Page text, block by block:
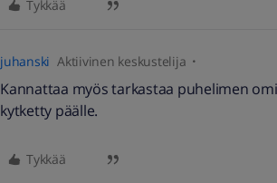
Tykkää
juhanski Aktiivinen keskustelija
Kannattaa myös tarkastaa puhelimen
kytketty päälle.
Tykkää